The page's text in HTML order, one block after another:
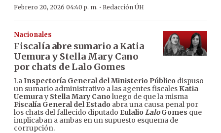
Febrero 20, 2026 04:40 p. m. · Redacción ÚH
Nacionales
Fiscalía abre sumario a Katia
Uemura y Stella Mary Cano
por chats de Lalo Gomes
LaInspectoría General del Ministerio Público dispuso
un sumario administrativo a las agentes fiscales Katia
Uemuray Stella Mary Cano luego de que la misma
Fiscalía General del Estado abra una causa penal por
los chats del fallecido diputado Eulalio LaloGomes que
implicaban a ambas en un supuesto esquema de
corrupción.